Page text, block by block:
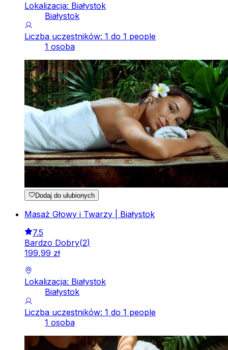
Lokalizacja: Białystok
Białystok
Liczba uczestników: 1 do 1 people
1 osoba
Dodaj do ulubionych
Masaż Głowy i Twarzy | Białystok
7.5
Bardzo Dobry(2)
199,99 zł
Lokalizacja: Białystok
Białystok
Liczba uczestników: 1 do 1 people
1 osoba